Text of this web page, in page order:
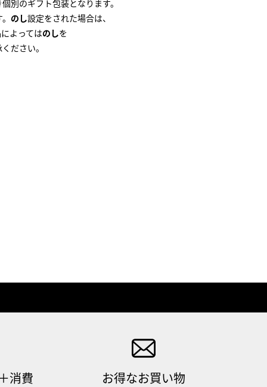
別のギフト包装となります。
のし設定をされた場合は、
よってはのしを
ださい。
消費
お得なお買い物